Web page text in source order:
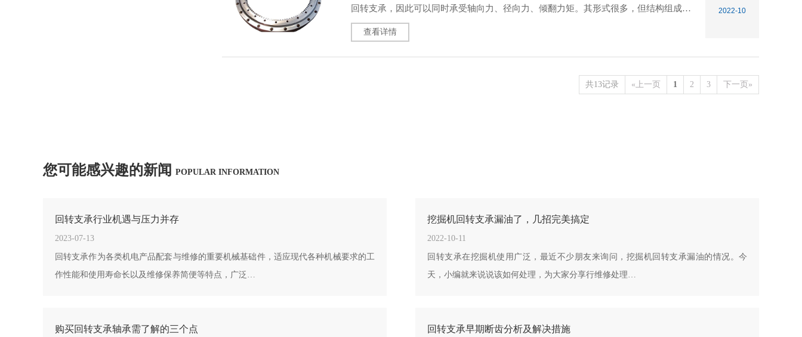
回转支承，因此可以同时承受轴向力、径向力、倾翻力矩。其形式很多，但结构组成基
本大同小异。由左及右分别是（上…
查看详情
2022-10
共13记录 «上一页 1 2 3 下一页»
您可能感兴趣的新闻 POPULAR INFORMATION
回转支承行业机遇与压力并存
2023-07-13
回转支承作为各类机电产品配套与维修的重要机械基础件，适应现代各种机械要求的工
作性能和使用寿命长以及维修保养简便等特点，广泛…
挖掘机回转支承漏油了，几招完美搞定
2022-10-11
回转支承在挖掘机使用广泛，最近不少朋友来询问，挖掘机回转支承漏油的情况。今
天，小编就来说说该如何处理，为大家分享行维修处理…
购买回转支承轴承需了解的三个点 回转支承早期断齿分析及解决措施